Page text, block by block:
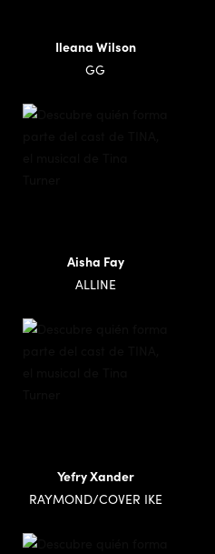
Ileana Wilson
GG
Aisha Fay
ALLINE
Yefry Xander
RAYMOND/COVER IKE